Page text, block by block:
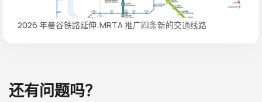
2026 年曼谷铁路延伸:MRTA 推广四条新的交通线路
还有问题吗？